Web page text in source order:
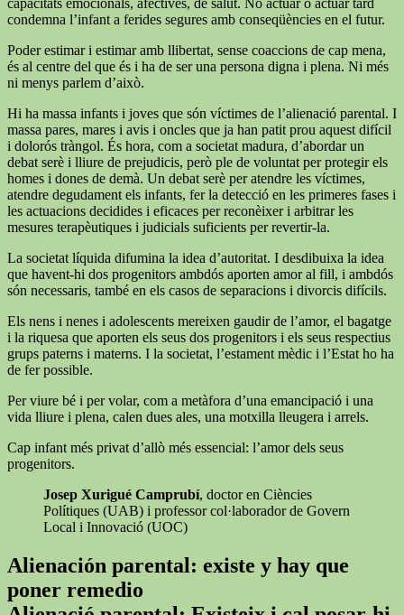
capacitats emocionals, afectives, de salut. No actuar o actuar tard
condemna l’infant a ferides segures amb conseqüències en el futur.
Poder estimar i estimar amb llibertat, sense coaccions de cap mena,
és al centre del que és i ha de ser una persona digna i plena. Ni més
ni menys parlem d’això.
Hi ha massa infants i joves que són víctimes de l’alienació parental. I
massa pares, mares i avis i oncles que ja han patit prou aquest difícil
i dolorós tràngol. És hora, com a societat madura, d’abordar un
debat serè i lliure de prejudicis, però ple de voluntat per protegir els
homes i dones de demà. Un debat serè per atendre les víctimes,
atendre degudament els infants, fer la detecció en les primeres fases i
les actuacions decidides i eficaces per reconèixer i arbitrar les
mesures terapèutiques i judicials suficients per revertir-la.
La societat líquida difumina la idea d’autoritat. I desdibuixa la idea
que havent-hi dos progenitors ambdós aporten amor al fill, i ambdós
són necessaris, també en els casos de separacions i divorcis difícils.
Els nens i nenes i adolescents mereixen gaudir de l’amor, el bagatge
i la riquesa que aporten els seus dos progenitors i els seus respectius
grups paterns i materns. I la societat, l’estament mèdic i l’Estat ho ha
de fer possible.
Per viure bé i per volar, com a metàfora d’una emancipació i una
vida lliure i plena, calen dues ales, una motxilla lleugera i arrels.
Cap infant més privat d’allò més essencial: l’amor dels seus
progenitors.
Josep Xurigué Camprubí, doctor en Ciències
Polítiques (UAB) i professor col·laborador de Govern
Local i Innovació (UOC)
Alienación parental: existe y hay que
poner remedio